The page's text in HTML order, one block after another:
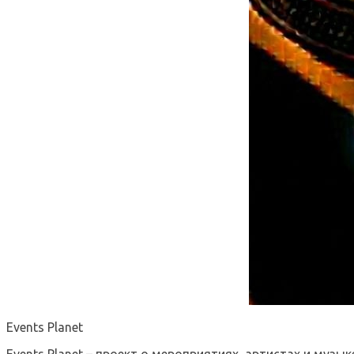
Events Planet